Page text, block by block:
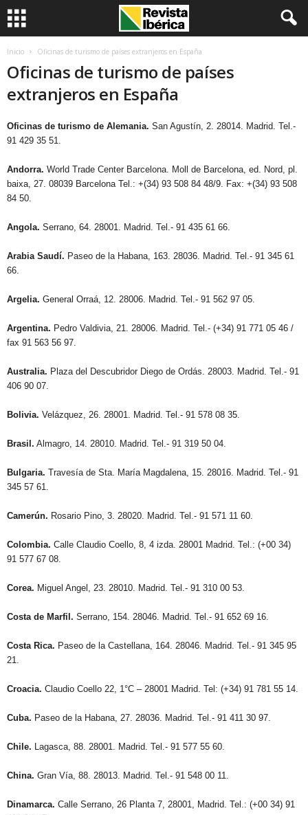
Inicio Oficinas de turismo de países extranjeros en España
Oficinas de turismo de países
extranjeros en España
Oficinas de turismo de Alemania. San Agustín, 2. 28014. Madrid. Tel.-
91 429 35 51.
Andorra. World Trade Center Barcelona. Moll de Barcelona, ed. Nord, pl.
baixa, 27. 08039 Barcelona Tel.: +(34) 93 508 84 48/9. Fax: +(34) 93 508
84 50.
Angola. Serrano, 64. 28001. Madrid. Tel.- 91 435 61 66.
Arabia Saudí. Paseo de la Habana, 163. 28036. Madrid. Tel.- 91 345 61
66.
Argelia. General Orraá, 12. 28006. Madrid. Tel.- 91 562 97 05.
Argentina. Pedro Valdivia, 21. 28006. Madrid. Tel.- (+34) 91 771 05 46 /
fax 91 563 56 97.
Australia. Plaza del Descubridor Diego de Ordás. 28003. Madrid. Tel.- 91
406 90 07.
Bolivia. Velázquez, 26. 28001. Madrid. Tel.- 91 578 08 35.
Brasil. Almagro, 14. 28010. Madrid. Tel.- 91 319 50 04.
Bulgaria. Travesía de Sta. María Magdalena, 15. 28016. Madrid. Tel.- 91
345 57 61.
Camerún. Rosario Pino, 3. 28020. Madrid. Tel.- 91 571 11 60.
Colombia. Calle Claudio Coello, 8, 4 izda. 28001 Madrid. Tel.: (+00 34)
91 577 67 08.
Corea. Miguel Angel, 23. 28010. Madrid. Tel.- 91 310 00 53.
Costa de Marfil. Serrano, 154. 28046. Madrid. Tel.- 91 652 69 16.
Costa Rica. Paseo de la Castellana, 164. 28046. Madrid. Tel.- 91 345 95
21.
Croacia. Claudio Coello 22, 1°C – 28001 Madrid. Tel: (+34) 91 781 55 14.
Cuba. Paseo de la Habana, 27. 28036. Madrid. Tel.- 91 411 30 97.
Chile. Lagasca, 88. 28001. Madrid. Tel.- 91 577 55 60.
China. Gran Vía, 88. 28013. Madrid. Tel.- 91 548 00 11.
Dinamarca. Calle Serrano, 26 Planta 7, 28001, Madrid. Tel.: (+00 34) 91